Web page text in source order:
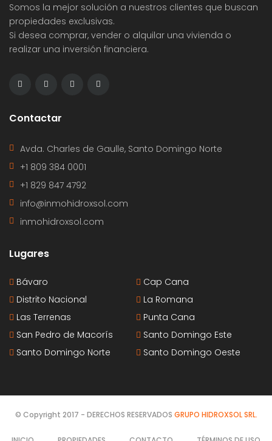
Somos la mejor solución a nuestros clientes que buscan
propiedades exclusivas.
Si desea comprar, vender o alquilar una vivienda o
realizar una inversión financiera.
Contactar
Avda. Charles de Gaulle, Santo Domingo Norte
+1 809 384 0001
+1 829 847 4792
info@inmohidroxsol.com
inmohidroxsol.com
Lugares
Bávaro
Cap Cana
Distrito Nacional
La Romana
Las Terrenas
Punta Cana
San Pedro de Macorís
Santo Domingo Este
Santo Domingo Norte
Santo Domingo Oeste
© Copyright 2017 - DERECHOS RESERVADOS GRUPO HIDROXSOL SRL.